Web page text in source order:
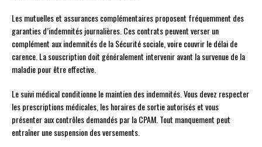
Les mutuelles et assurances complémentaires proposent fréquemment des
garanties d’indemnités journalières. Ces contrats peuvent verser un
complément aux indemnités de la Sécurité sociale, voire couvrir le délai de
carence. La souscription doit généralement intervenir avant la survenue de la
maladie pour être effective.
Le suivi médical conditionne le maintien des indemnités. Vous devez respecter
les prescriptions médicales, les horaires de sortie autorisés et vous
présenter aux contrôles demandés par la CPAM. Tout manquement peut
entraîner une suspension des versements.